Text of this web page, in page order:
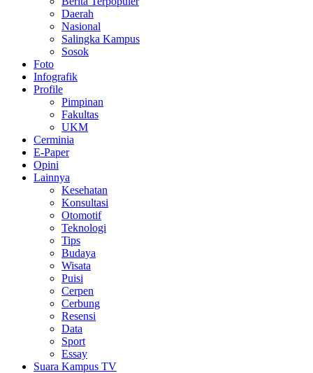
Daerah
Nasional
Salingka Kampus
Sosok
Foto
Infografik
Profile
Pimpinan
Fakultas
UKM
Cerminia
E-Paper
Opini
Lainnya
Kesehatan
Konsultasi
Otomotif
Teknologi
Tips
Budaya
Wisata
Puisi
Cerpen
Cerbung
Resensi
Data
Sport
Essay
Suara Kampus TV